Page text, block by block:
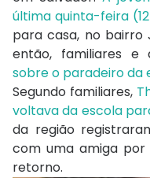
última quinta-feira
para casa, no bairro
então, familiares e
sobre o paradeiro da
Segundo familiares,
voltava da escola
da região
com uma amiga por
retorno.